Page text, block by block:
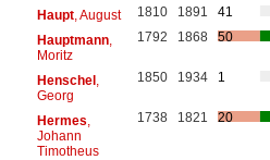
Haupt, August 1810 1891
41
Hauptmann,
Moritz
1792 1868 50
Henschel,
Georg
1850 1934 1
Hermes
Johann
Timotheus
1738 1821 20